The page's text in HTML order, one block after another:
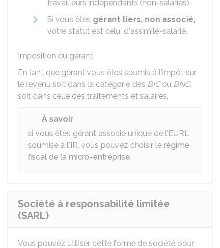
travailleurs indépendants (non-salariés).
Si vous êtes gérant tiers, non associé,
votre statut est celui d'assimilé-salarié.
Imposition du gérant
En tant que gérant vous êtes soumis à l'impôt sur
le revenu soit dans la catégorie des BICou BNC,
soit dans celle des traitements et salaires.
À savoir
si vous êtes gérant associé unique de l'EURL
soumise à l'IR, vous pouvez choisir le régime
fiscal de la micro-entreprise.
Société à responsabilité limitée
(SARL)
Vous pouvez utiliser cette forme de société pour